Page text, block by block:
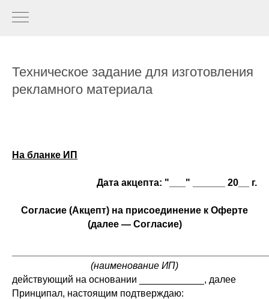
Техническое задание для изготовления
рекламного материала
На бланке ИП
Дата акцепта: "___" ______ 20__ г.
Согласие (Акцепт) на присоединение к Оферте
(далее — Согласие)
(наименование ИП)
действующий на основании ____________, далее
Принципал, настоящим подтверждаю: